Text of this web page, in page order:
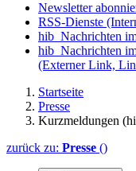
Newsletter
RSS-Dienste
hib_Nachrichten
hib_Nachrichten
(Externer Link,
Startseite
Presse
Kurzmeldungen
zurück zu: Presse ()